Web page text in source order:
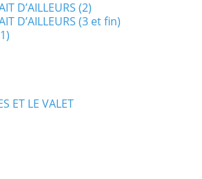
D’AILLEURS (2)
D’AILLEURS (3 et fin)
ET LE VALET